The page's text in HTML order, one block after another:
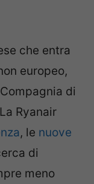
che entra
europeo,
di
Ryanair
, le nuove
di
meno